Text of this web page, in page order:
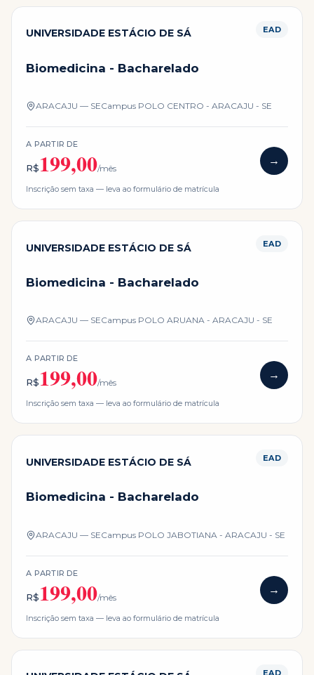
UNIVERSIDADE ESTÁCIO DE SÁ EAD
Biomedicina - Bacharelado
ARACAJU — SECampus POLO CENTRO - ARACAJU - SE
A PARTIR DE
R$199,00/mês
→
Inscrição sem taxa — leva ao formulário de matrícula
UNIVERSIDADE ESTÁCIO DE SÁ EAD
Biomedicina - Bacharelado
ARACAJU — SECampus POLO ARUANA - ARACAJU - SE
A PARTIR DE
R$199,00/mês
→
Inscrição sem taxa — leva ao formulário de matrícula
UNIVERSIDADE ESTÁCIO DE SÁ EAD
Biomedicina - Bacharelado
ARACAJU — SECampus POLO JABOTIANA - ARACAJU - SE
A PARTIR DE
R$199,00/mês
→
Inscrição sem taxa — leva ao formulário de matrícula
EAD